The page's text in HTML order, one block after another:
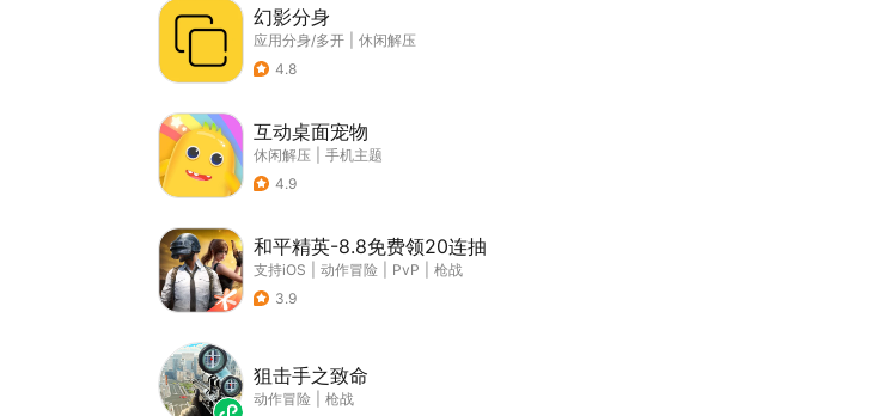
幻影分身
应用分身/多开
休闲解压
4.8
互动桌面宠物
休闲解压
手机主题
4.9
和平精英-8.8免费领20连抽
支持iOS 动作冒险 PvP
枪战
3.9
狙击手之致命
动作冒险 枪战